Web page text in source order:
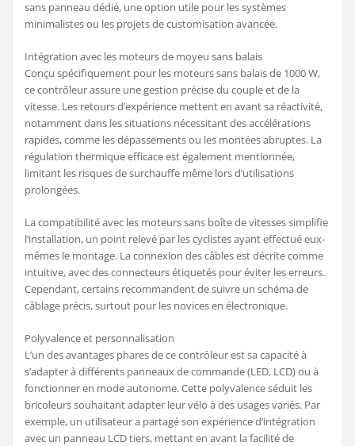
sans panneau dédié, une option utile pour les systèmes
minimalistes ou les projets de customisation avancée.
Intégration avec les moteurs de moyeu sans balais
Conçu spécifiquement pour les moteurs sans balais de 1000 W,
ce contrôleur assure une gestion précise du couple et de la
vitesse. Les retours d’expérience mettent en avant sa réactivité,
notamment dans les situations nécessitant des accélérations
rapides, comme les dépassements ou les montées abruptes. La
régulation thermique efficace est également mentionnée,
limitant les risques de surchauffe même lors d’utilisations
prolongées.
La compatibilité avec les moteurs sans boîte de vitesses simplifie
l’installation, un point relevé par les cyclistes ayant effectué eux-
mêmes le montage. La connexion des câbles est décrite comme
intuitive, avec des connecteurs étiquetés pour éviter les erreurs.
Cependant, certains recommandent de suivre un schéma de
câblage précis, surtout pour les novices en électronique.
Polyvalence et personnalisation
L’un des avantages phares de ce contrôleur est sa capacité à
s’adapter à différents panneaux de commande (LED, LCD) ou à
fonctionner en mode autonome. Cette polyvalence séduit les
bricoleurs souhaitant adapter leur vélo à des usages variés. Par
exemple, un utilisateur a partagé son expérience d’intégration
avec un panneau LCD tiers, mettant en avant la facilité de